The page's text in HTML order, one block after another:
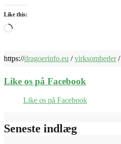
Like this:
Loading…
https://dragoerinfo.eu /virksomheder/
Like os på Facebook
Like os på Facebook
Seneste indlæg